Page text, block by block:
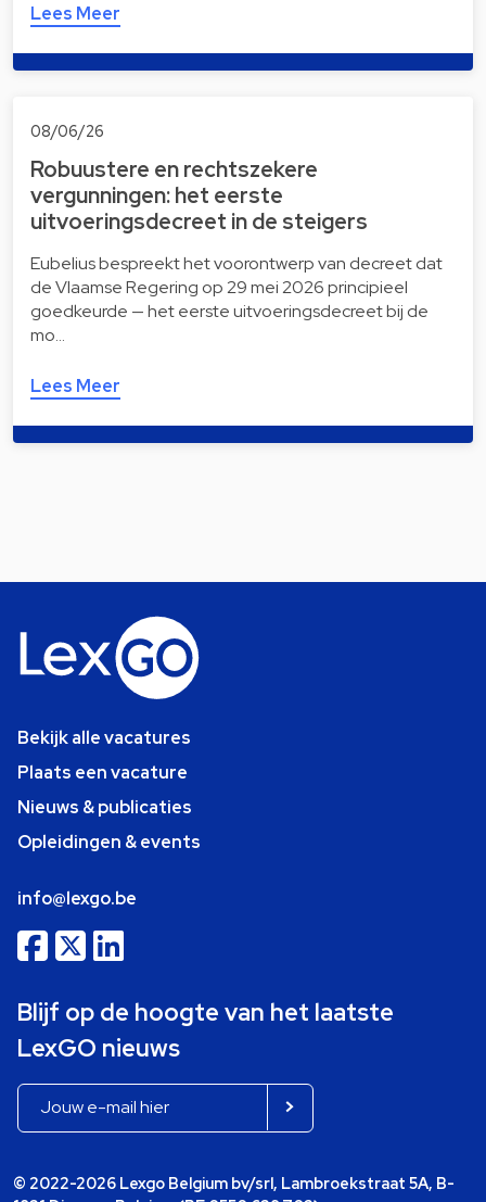
Lees Meer
08/06/26
Robuustere en rechtszekere
vergunningen: het eerste
uitvoeringsdecreet in de steigers
Eubelius bespreekt het voorontwerp van decreet dat
de Vlaamse Regering op 29 mei 2026 principieel
goedkeurde — het eerste uitvoeringsdecreet bij de
mo…
Lees Meer
Bekijk alle vacatures
Plaats een vacature
Nieuws & publicaties
Opleidingen & events
info@lexgo.be
Blijf op de hoogte van het laatste
LexGO nieuws
© 2022-2026 Lexgo Belgium bv/srl, Lambroekstraat 5A, B-